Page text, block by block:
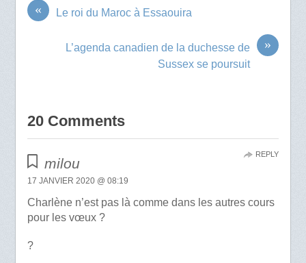
« Le roi du Maroc à Essaouira
»
L’agenda canadien de la duchesse de
Sussex se poursuit
20 Comments
milou
17 JANVIER 2020 @ 08:19
Charlène n’est pas là comme dans les autres cours
pour les vœux ?
?
REPLY